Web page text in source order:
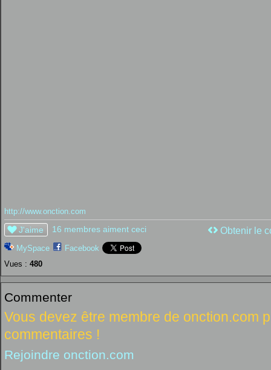
http://www.onction.com
J'aime 16 membres aiment ceci
MySpace
Facebook
Vues : 480
Obtenir le
Commenter
Vous devez être membre de onction.com
commentaires !
Rejoindre onction.com